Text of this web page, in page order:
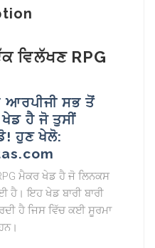
ਵਿਲੱਖਣ RPG
ਆਰਪੀਜੀ ਸਭ ਤੋਂ
ਹੈ ਜੋ ਤੁਸੀਂ
ਹੁਣ ਖੇਲੋ:
ਮੈਕਰ ਖੇਡ ਹੈ ਜੋ ਲਿਨਕਸ
ਇਹ ਖੇਡ ਬਾਰੀ ਬਾਰੀ
ਹੈ ਜਿਸ ਵਿੱਚ ਕਈ ਸੂਰਮਾ